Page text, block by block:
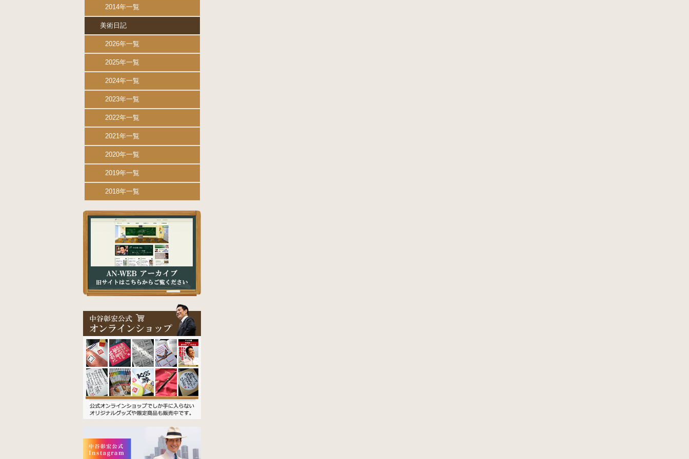
2014年一覧
美術日記
2026年一覧
2025年一覧
2024年一覧
2023年一覧
2022年一覧
2021年一覧
2020年一覧
2019年一覧
2018年一覧